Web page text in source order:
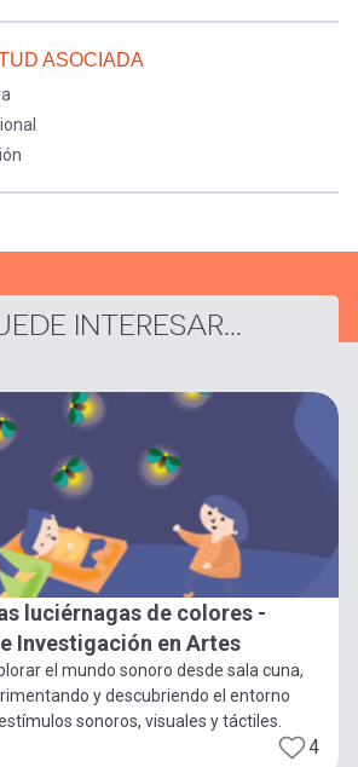
ASOCIADA
INTERESAR...
luciérnagas de colores -
Investigación en Artes
el mundo sonoro desde sala cuna,
y descubriendo el entorno
sonoros, visuales y táctiles.
4